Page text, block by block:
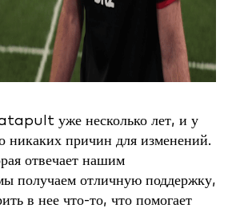
уже несколько лет, и у
никаких причин для изменений.
отвечает нашим
получаем отличную поддержку,
в нее что-то, что помогает